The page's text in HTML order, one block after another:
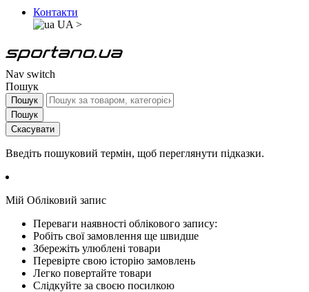
Контакти
UA >
Nav switch
Пошук
Пошук
Пошук
Скасувати
Введіть пошуковий термін, щоб переглянути підказки.
Мій Обліковий запис
Переваги наявності облікового запису:
Робіть свої замовлення ще швидше
Збережіть улюблені товари
Перевірте свою історію замовлень
Легко повертайте товари
Слідкуйте за своєю посилкою